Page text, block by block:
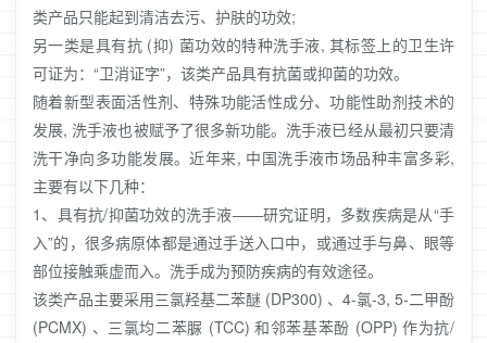
类产品只能起到清洁去污、护肤的功效;
另一类是具有抗 (抑) 菌功效的特种洗手液, 其标签上的卫生许
可证为：“卫消证字”，该类产品具有抗菌或抑菌的功效。
随着新型表面活性剂、特殊功能活性成分、功能性助剂技术的
发展, 洗手液也被赋予了很多新功能。洗手液已经从最初只要清
洗干净向多功能发展。近年来, 中国洗手液市场品种丰富多彩,
主要有以下几种：
1、具有抗/抑菌功效的洗手液——研究证明，多数疾病是从“手
入”的，很多病原体都是通过手送入口中，或通过手与鼻、眼等
部位接触乘虚而入。洗手成为预防疾病的有效途径。
该类产品主要采用三氯羟基二苯醚 (DP300) 、4-氯-3, 5-二甲酚
(PCMX) 、三氯均二苯脲 (TCC) 和邻苯基苯酚 (OPP) 作为抗/